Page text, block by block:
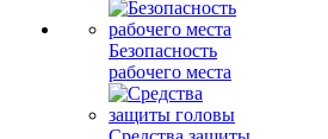
Безопасность
рабочего места